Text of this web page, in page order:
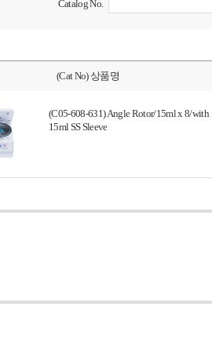
Catalog No.
(Cat No) 상품명
(C05-608-631) Angle Rotor/15ml x 8/with
15ml SS Sleeve